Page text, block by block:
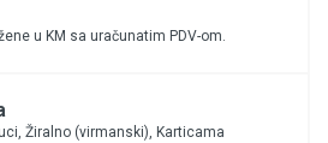
u KM sa uračunatim PDV-om.
Žiralno (virmanski), Karticama